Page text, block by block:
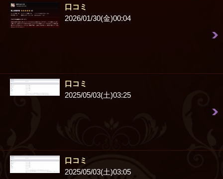
口コミ
2026/01/30(金)00:04
口コミ
2025/05/03(土)03:25
口コミ
2025/05/03(土)03:05